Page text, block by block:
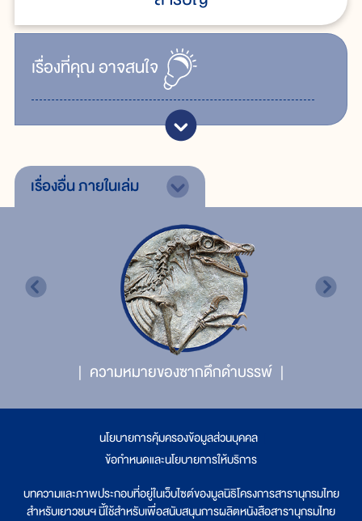
เรื่ิองที่คุณอาจสนใจ
เรื่องอื่นภายในเล่ม
ความหมายของซากดึกดำบรรพ์
นโยบายการคุ้มครองข้อมูลส่วนบุคคล
ข้อกำหนดและนโยบายการให้บริการ
บทความและภาพประกอบที่อยู่ในเว็บไซต์ของมูลนิธิโครงการสารานุกรมไทย
สำหรับเยาวชนฯ นี้ใช้สำหรับเพื่อสนับสนุนการผลิตหนังสือสารานุกรมไทย